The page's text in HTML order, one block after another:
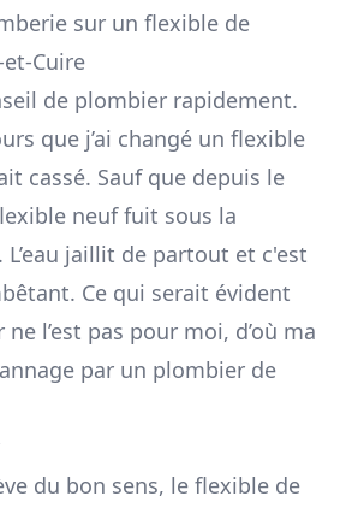
sur un flexible de
Cuire
de plombier rapidement.
que j’ai changé un flexible
cassé. Sauf que depuis le
neuf fuit sous la
L’eau jaillit de partout et c'est
Ce qui serait évident
l’est pas pour moi, d’où ma
par un plombier de
du bon sens, le flexible de